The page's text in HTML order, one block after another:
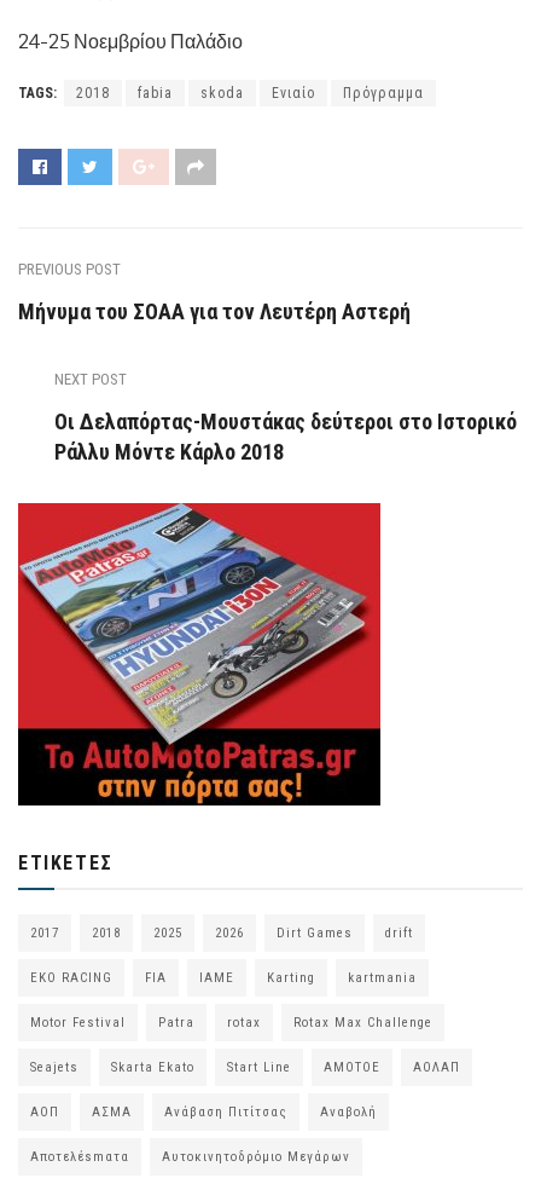
24-25 Νοεμβρίου Παλάδιο
TAGS: 2018 fabia skoda Ενιαίο Πρόγραμμα
PREVIOUS POST
Μήνυμα του ΣΟΑΑ για τον Λευτέρη Αστερή
NEXT POST
Οι Δελαπόρτας-Μουστάκας δεύτεροι στο Ιστορικό
Ράλλυ Μόντε Κάρλο 2018
ΕΤΙΚΈΤΕΣ
2017 2018 2025 2026 Dirt Games drift
EKO RACING FIA IAME Karting kartmania
Motor Festival Patra rotax Rotax Max Challenge
Seajets Skarta Ekato Start Line ΑΜΟΤΟΕ ΑΟΛΑΠ
ΑΟΠ ΑΣΜΑ Ανάβαση Πιτίτσας Αναβολή
Αποτελέsmατα Αυτοκινητοδρόμιο Μεγάρων